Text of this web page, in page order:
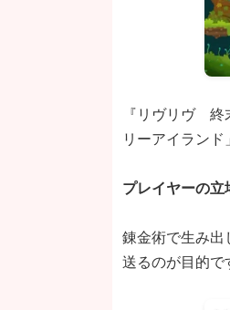
『リヴリヴ 終
リーアイランド
プレイヤーの立
錬金術で生み出
送るのが目的で